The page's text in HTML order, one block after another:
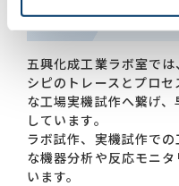
ラボ設備
五興化成工業ラボ室で
シピのトレースとプロ
な工場実機試作へ繋げ
しています。
ラボ試作、実機試作で
な機器分析や反応モニ
います。